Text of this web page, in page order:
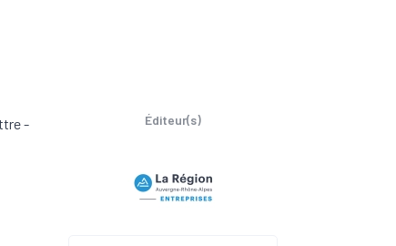
-
Éditeur(s)